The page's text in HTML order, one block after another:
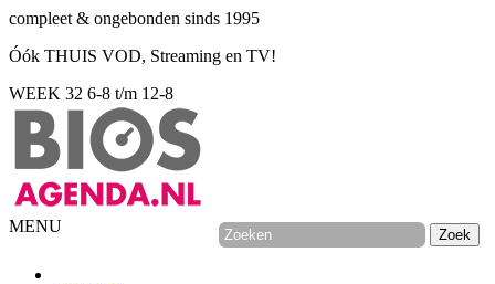
compleet & ongebonden sinds 1995
Óók THUIS VOD, Streaming en TV!
WEEK 32 6-8 t/m 12-8
MENU